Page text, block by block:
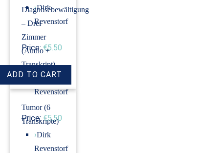
›Dirk
Revenstorf
Price: €5.50
Diagnosebewältigung
– Drei
Zimmer
(Audio +
Transkript)
›Dirk
Revenstorf
Price: €5.50
Tumor (6
Transkripte)
›Dirk
Revenstorf